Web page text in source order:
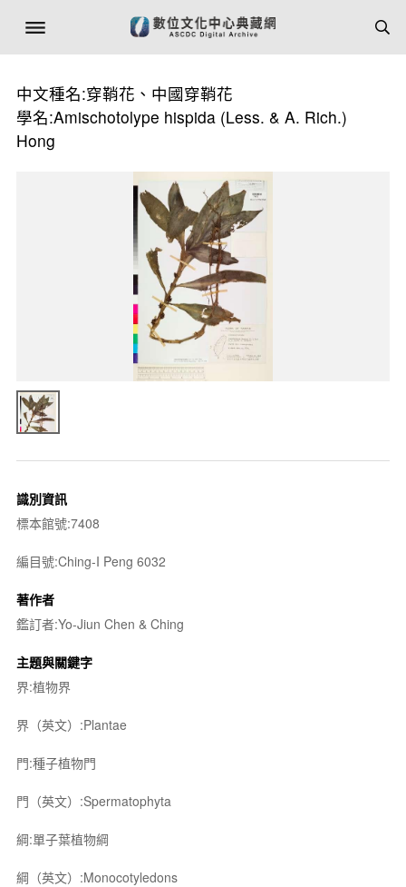
中文種名:穿鞘花、中國穿鞘花
學名:Amischotolype hispida (Less. & A. Rich.)
Hong
識別資訊
標本館號:7408
編目號:Ching-I Peng 6032
著作者
鑑訂者:Yo-Jiun Chen & Ching
主題與關鍵字
界:植物界
界（英文）:Plantae
門:種子植物門
門（英文）:Spermatophyta
綱:單子葉植物綱
綱（英文）:Monocotyledons